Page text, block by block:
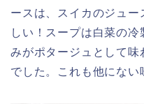
ースは、スイカのジュ
しい！スープは白菜の
みがポタージュとして味
でした。これも他にない